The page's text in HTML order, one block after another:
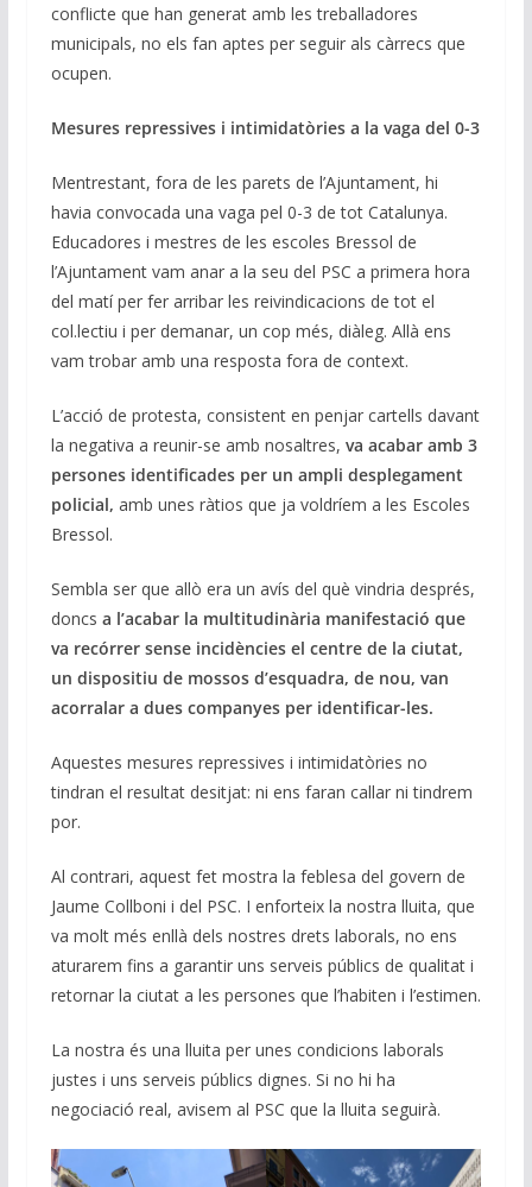
conflicte que han generat amb les treballadores
municipals, no els fan aptes per seguir als càrrecs que
ocupen.
Mesures repressives i intimidatòries a la vaga del 0-3
Mentrestant, fora de les parets de l’Ajuntament, hi
havia convocada una vaga pel 0-3 de tot Catalunya.
Educadores i mestres de les escoles Bressol de
l’Ajuntament vam anar a la seu del PSC a primera hora
del matí per fer arribar les reivindicacions de tot el
col.lectiu i per demanar, un cop més, diàleg. Allà ens
vam trobar amb una resposta fora de context.
L’acció de protesta, consistent en penjar cartells davant
la negativa a reunir-se amb nosaltres, va acabar amb 3
persones identificades per un ampli desplegament
policial, amb unes ràtios que ja voldríem a les Escoles
Bressol.
Sembla ser que allò era un avís del què vindria després,
doncs a l’acabar la multitudinària manifestació que
va recórrer sense incidències el centre de la ciutat,
un dispositiu de mossos d’esquadra, de nou, van
acorralar a dues companyes per identificar-les.
Aquestes mesures repressives i intimidatòries no
tindran el resultat desitjat: ni ens faran callar ni tindrem
por.
Al contrari, aquest fet mostra la feblesa del govern de
Jaume Collboni i del PSC. I enforteix la nostra lluita, que
va molt més enllà dels nostres drets laborals, no ens
aturarem fins a garantir uns serveis públics de qualitat i
retornar la ciutat a les persones que l’habiten i l’estimen.
La nostra és una lluita per unes condicions laborals
justes i uns serveis públics dignes. Si no hi ha
negociació real, avisem al PSC que la lluita seguirà.